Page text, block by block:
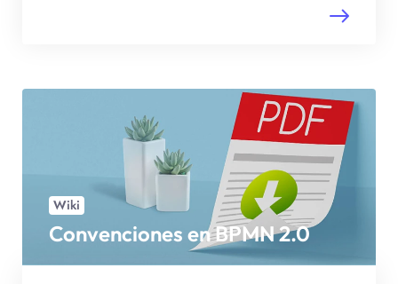
Wiki
Convenciones en BPMN 2.0